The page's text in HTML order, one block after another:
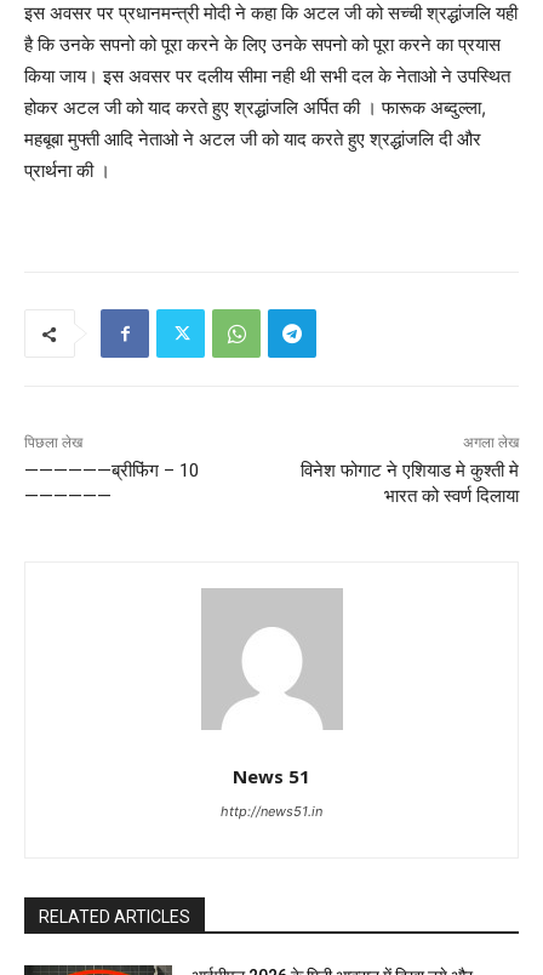
इस अवसर पर प्रधानमन्त्री मोदी ने कहा कि अटल जी को सच्ची श्रद्धांजलि यही
है कि उनके सपनो को पूरा करने के लिए उनके सपनो को पूरा करने का प्रयास
किया जाय। इस अवसर पर दलीय सीमा नही थी सभी दल के नेताओ ने उपस्थित
होकर अटल जी को याद करते हुए श्रद्धांजलि अर्पित की । फारूक अब्दुल्ला,
महबूबा मुफ्ती आदि नेताओ ने अटल जी को याद करते हुए श्रद्धांजलि दी और
प्रार्थना की ।
पिछला लेख
——————ब्रीफिंग – 10
——————
अगला लेख
विनेश फोगाट ने एशियाड मे कुश्ती मे
भारत को स्वर्ण दिलाया
News 51
http://news51.in
RELATED ARTICLES